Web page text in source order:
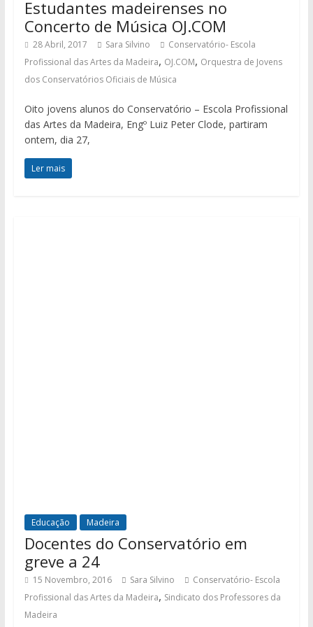
Estudantes madeirenses no
Concerto de Música OJ.COM
28 Abril, 2017 Sara Silvino
Conservatório- Escola
Profissional das Artes da Madeira, OJ.COM, Orquestra de Jovens
dos Conservatórios Oficiais de Música
Oito jovens alunos do Conservatório – Escola Profissional
das Artes da Madeira, Engº Luiz Peter Clode, partiram
ontem, dia 27,
Ler mais
Educação Madeira
Docentes do Conservatório em
greve a 24
15 Novembro, 2016 Sara Silvino
Conservatório- Escola
Profissional das Artes da Madeira, Sindicato dos Professores da
Madeira